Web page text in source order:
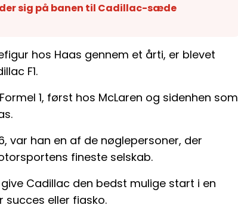
sig på banen til Cadillac-sæde
hos Haas gennem et årti, er blevet
F1.
1, først hos McLaren og sidenhen som
var han en af de nøglepersoner, der
fineste selskab.
Cadillac den bedst mulige start i en
eller fiasko.